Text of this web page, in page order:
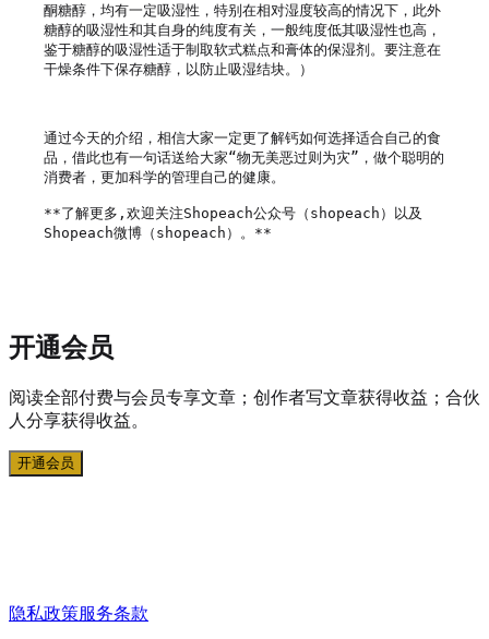
酮糖醇，均有一定吸湿性，特别在相对湿度较高的情况下，此外
糖醇的吸湿性和其自身的纯度有关，一般纯度低其吸湿性也高，
鉴于糖醇的吸湿性适于制取软式糕点和膏体的保湿剂。要注意在
干燥条件下保存糖醇，以防止吸湿结块。）
通过今天的介绍，相信大家一定更了解钙如何选择适合自己的食
品，借此也有一句话送给大家“物无美恶过则为灾”，做个聪明的
消费者，更加科学的管理自己的健康。
**了解更多,欢迎关注Shopeach公众号（shopeach）以及
Shopeach微博（shopeach）。**
开通会员
阅读全部付费与会员专享文章；创作者写文章获得收益；合伙
人分享获得收益。
开通会员
隐私政策服务条款